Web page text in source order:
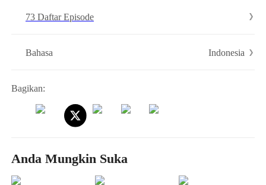
Gaby tiba-tiba pulih. Dia memilih untuk menutupi identitasnya, dan
Pranoto dan Setora, Gaby dan Evan mulai jatuh cinta...
73 Daftar Episode
Bahasa Indonesia
Bagikan:
Anda Mungkin Suka